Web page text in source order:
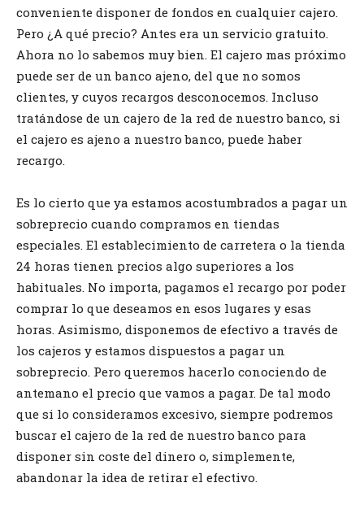
conveniente disponer de fondos en cualquier cajero.
Pero ¿A qué precio? Antes era un servicio gratuito.
Ahora no lo sabemos muy bien. El cajero mas próximo
puede ser de un banco ajeno, del que no somos
clientes, y cuyos recargos desconocemos. Incluso
tratándose de un cajero de la red de nuestro banco, si
el cajero es ajeno a nuestro banco, puede haber
recargo.
Es lo cierto que ya estamos acostumbrados a pagar un
sobreprecio cuando compramos en tiendas
especiales. El establecimiento de carretera o la tienda
24 horas tienen precios algo superiores a los
habituales. No importa, pagamos el recargo por poder
comprar lo que deseamos en esos lugares y esas
horas. Asimismo, disponemos de efectivo a través de
los cajeros y estamos dispuestos a pagar un
sobreprecio. Pero queremos hacerlo conociendo de
antemano el precio que vamos a pagar. De tal modo
que si lo consideramos excesivo, siempre podremos
buscar el cajero de la red de nuestro banco para
disponer sin coste del dinero o, simplemente,
abandonar la idea de retirar el efectivo.